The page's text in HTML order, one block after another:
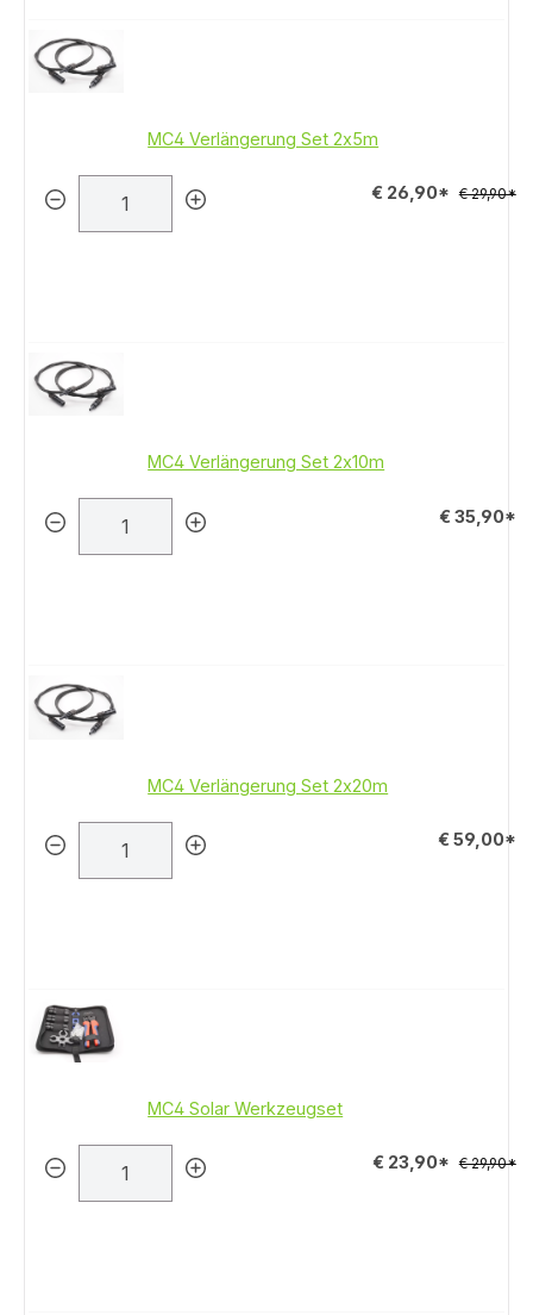
MC4 Verlängerung Set 2x5m
€ 26,90* € 29,90*
MC4 Verlängerung Set 2x10m
€ 35,90*
MC4 Verlängerung Set 2x20m
€ 59,00*
MC4 Solar Werkzeugset
€ 23,90* € 29,90*